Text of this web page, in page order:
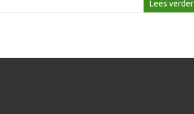
Lees verder